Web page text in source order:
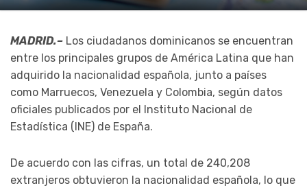
MADRID.– Los ciudadanos dominicanos se encuentran
entre los principales grupos de América Latina que han
adquirido la nacionalidad española, junto a países
como Marruecos, Venezuela y Colombia, según datos
oficiales publicados por el Instituto Nacional de
Estadística (INE) de España.
De acuerdo con las cifras, un total de 240,208
extranjeros obtuvieron la nacionalidad española, lo que